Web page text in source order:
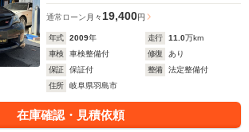
通常ローン 月々 19,400円
年式 2009年 走行 11.0万km
車検
車検整備付 修復
あり
保証
保証付 整備
法定整備付
住所
岐阜県羽島市
在庫確認・見積依頼